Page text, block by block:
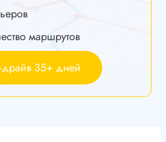
маршрутов
драйв 35+ дней